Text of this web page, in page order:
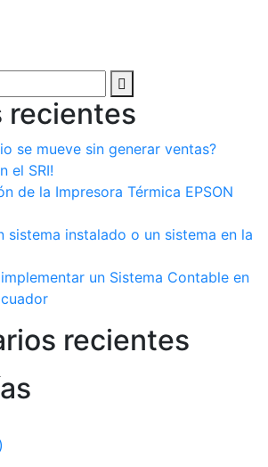
recientes
se mueve sin generar ventas?
el SRI!
de la Impresora Térmica EPSON
sistema instalado o un sistema en la
un Sistema Contable en
recientes